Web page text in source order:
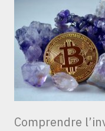
Comprendre